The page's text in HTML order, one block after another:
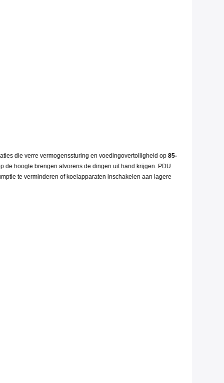
die verre vermogenssturing en voedingovertolligheid op 85-
de hoogte brengen alvorens de dingen uit hand krijgen. PDU
te verminderen of koelapparaten inschakelen aan lagere